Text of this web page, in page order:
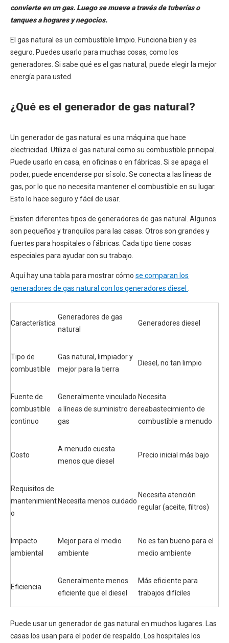
convierte en un gas. Luego se mueve a través de tuberías o
tanques a hogares y negocios.
El gas natural es un combustible limpio. Funciona bien y es
seguro. Puedes usarlo para muchas cosas, como los
generadores. Si sabe qué es el gas natural, puede elegir la mejor
energía para usted.
¿Qué es el generador de gas natural?
Un generador de gas natural es una máquina que hace
electricidad. Utiliza el gas natural como su combustible principal.
Puede usarlo en casa, en oficinas o en fábricas. Si se apaga el
poder, puede encenderse por sí solo. Se conecta a las líneas de
gas, por lo que no necesita mantener el combustible en su lugar.
Esto lo hace seguro y fácil de usar.
Existen diferentes tipos de generadores de gas natural. Algunos
son pequeños y tranquilos para las casas. Otros son grandes y
fuertes para hospitales o fábricas. Cada tipo tiene cosas
especiales para ayudar con su trabajo.
Aquí hay una tabla para mostrar cómo se comparan los
generadores de gas natural con los generadores diesel :
Característica
Generadores de gas
natural
Generadores diesel
Tipo de
combustible
Gas natural, limpiador y
mejor para la tierra
Diesel, no tan limpio
Fuente de
combustible
continuo
Generalmente vinculado
a líneas de suministro de
gas
Necesita
reabastecimiento de
combustible a menudo
Costo
A menudo cuesta
menos que diesel
Precio inicial más bajo
Requisitos de
mantenimient
o
Necesita menos cuidado
Necesita atención
regular (aceite, filtros)
Impacto
ambiental
Mejor para el medio
ambiente
No es tan bueno para el
medio ambiente
Eficiencia
Generalmente menos
eficiente que el diesel
Más eficiente para
trabajos difíciles
Puede usar un generador de gas natural en muchos lugares. Las
casas los usan para el poder de respaldo. Los hospitales los